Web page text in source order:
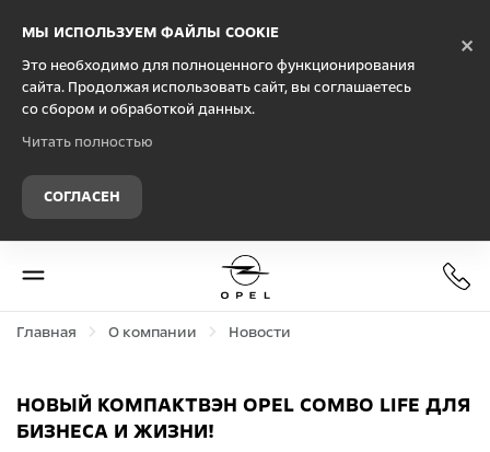
МЫ ИСПОЛЬЗУЕМ ФАЙЛЫ COOKIE
Это необходимо для полноценного функционирования
сайта. Продолжая использовать сайт, вы соглашаетесь
со сбором и обработкой данных.
Читать полностью
СОГЛАСЕН
×
Главная О компании Новости
НОВЫЙ КОМПАКТВЭН OPEL COMBO LIFE ДЛЯ
БИЗНЕСА И ЖИЗНИ!